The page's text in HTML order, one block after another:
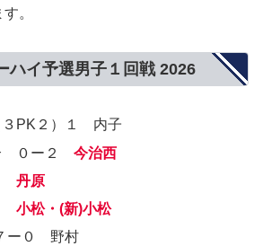
。
ハイ予選男子１回戦 2026
PK２）１ 内子
０ー２今治西
丹原
小松・(新)小松
ー０ 野村